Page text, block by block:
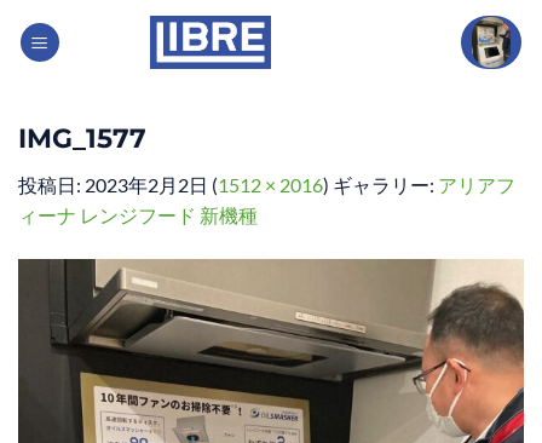
IMG_1577
投稿日: 2023年2月2日 (1512 × 2016) ギャラリー: アリアフ
ィーナ レンジフード 新機種